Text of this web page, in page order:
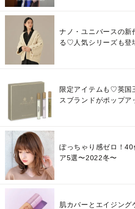
ナノ・ユニバースの新
る♡人気シリーズも登
限定アイテムも♡英国
スブランドがポップア
ぽっちゃり感ゼロ！
ア5選〜2022冬〜
肌カバーとエイジン